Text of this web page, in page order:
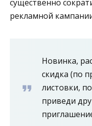
существенно
рекламной
Новинка,
скидка (по
листовки,
приведи